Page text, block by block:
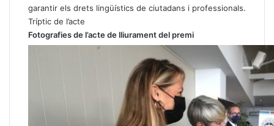
garantir els drets lingüístics de ciutadans i professionals.
Tríptic de l’acte
Fotografies de l’acte de lliurament del premi